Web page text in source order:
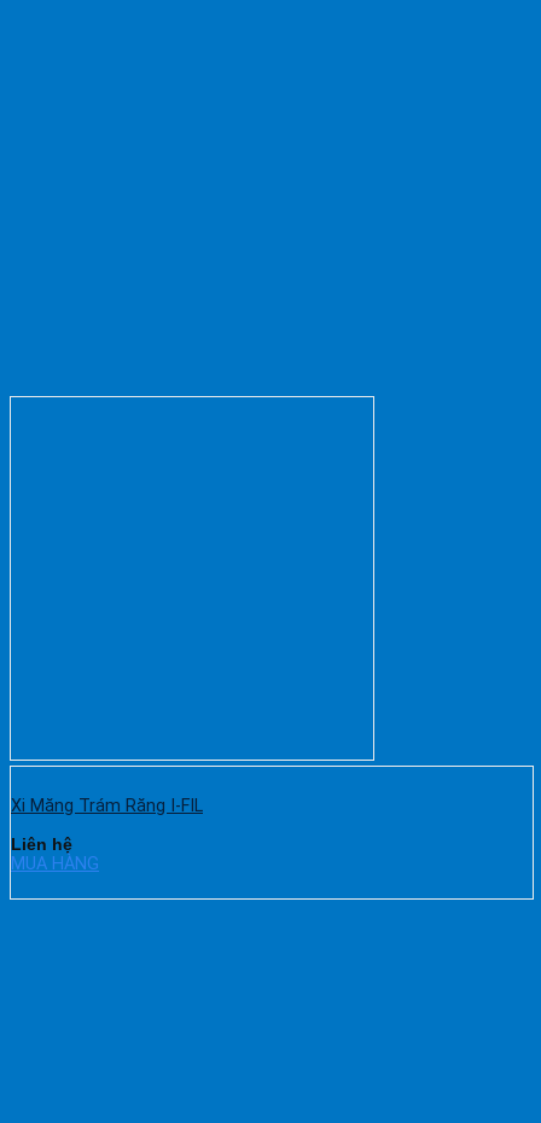
Xi Măng Trám Răng I-FIL
Liên hệ
MUA HÀNG